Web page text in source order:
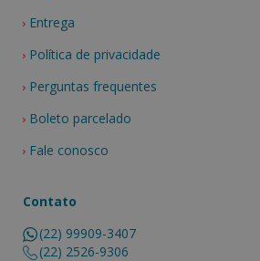
Entrega
Política de privacidade
Perguntas frequentes
Boleto parcelado
Fale conosco
Contato
(22) 99909-3407
(22) 2526-9306